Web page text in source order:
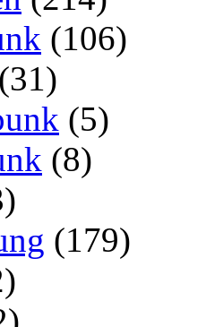
(106)
(31)
(5)
(8)
(179)